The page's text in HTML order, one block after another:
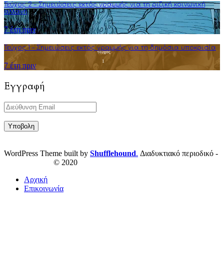
Τεύχος 2 – Σημειώσεις εκτός γραμμής για τη ριζική κοινωνική
αλλαγή
7 έτη πριν
Τεύχος 1 – Σημειώσεις εκτός γραμμής για τη δημόσια υποκρισία
7 έτη πριν
Εγγραφή
WordPress Theme built by Shufflehound. Διαδυκτιακό περιοδικό -
© 2020
Αρχική
Επικοινωνία